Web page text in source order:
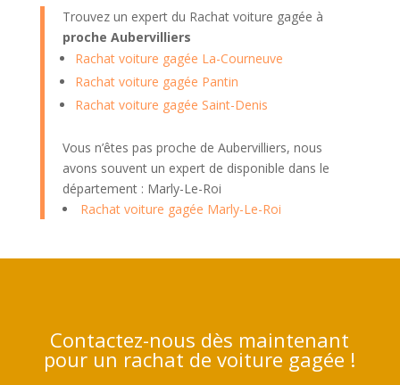
Trouvez un expert du Rachat voiture gagée à
proche Aubervilliers
Rachat voiture gagée La-Courneuve
Rachat voiture gagée Pantin
Rachat voiture gagée Saint-Denis
Vous n’êtes pas proche de Aubervilliers, nous
avons souvent un expert de disponible dans le
département : Marly-Le-Roi
Rachat voiture gagée Marly-Le-Roi
Contactez-nous dès maintenant
pour un rachat de voiture gagée !